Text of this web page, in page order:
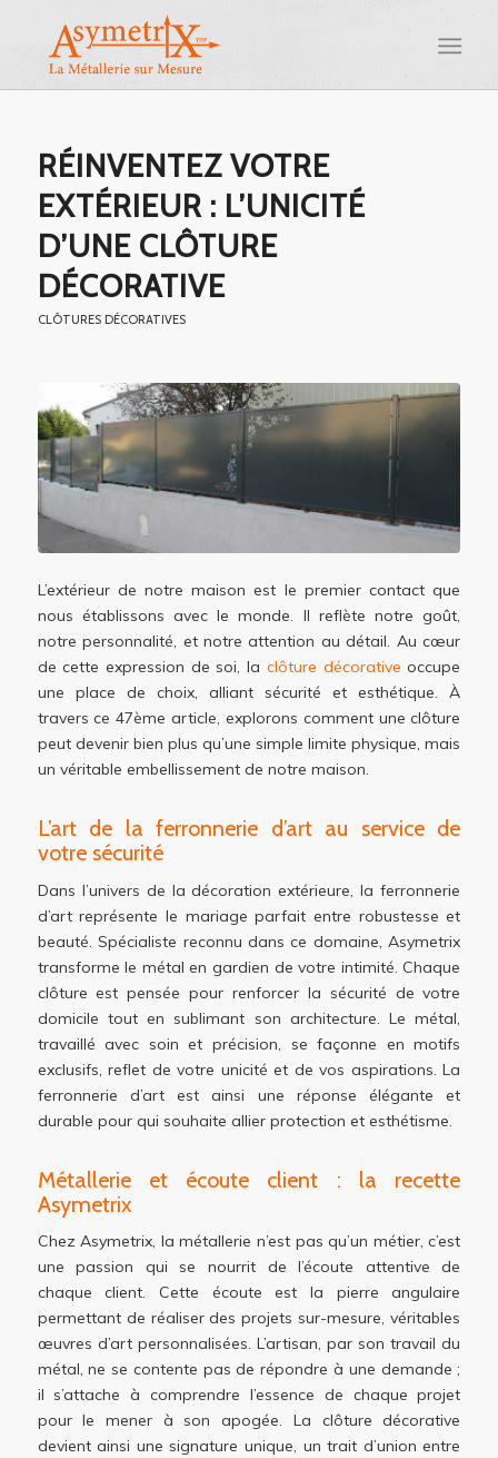
RÉINVENTEZ VOTRE
EXTÉRIEUR : L’UNICITÉ
D’UNE CLÔTURE
DÉCORATIVE
CLÔTURES DÉCORATIVES
L’extérieur de notre maison est le premier contact que
nous établissons avec le monde. Il reflète notre goût,
notre personnalité, et notre attention au détail. Au cœur
de cette expression de soi, la clôture décorative occupe
une place de choix, alliant sécurité et esthétique. À
travers ce 47ème article, explorons comment une clôture
peut devenir bien plus qu’une simple limite physique, mais
un véritable embellissement de notre maison.
L’art de la ferronnerie d’art au service de
votre sécurité
Dans l’univers de la décoration extérieure, la ferronnerie
d’art représente le mariage parfait entre robustesse et
beauté. Spécialiste reconnu dans ce domaine, Asymetrix
transforme le métal en gardien de votre intimité. Chaque
clôture est pensée pour renforcer la sécurité de votre
domicile tout en sublimant son architecture. Le métal,
travaillé avec soin et précision, se façonne en motifs
exclusifs, reflet de votre unicité et de vos aspirations. La
ferronnerie d’art est ainsi une réponse élégante et
durable pour qui souhaite allier protection et esthétisme.
Métallerie et écoute client : la recette
Asymetrix
Chez Asymetrix, la métallerie n’est pas qu’un métier, c’est
une passion qui se nourrit de l’écoute attentive de
chaque client. Cette écoute est la pierre angulaire
permettant de réaliser des projets sur-mesure, véritables
œuvres d’art personnalisées. L’artisan, par son travail du
métal, ne se contente pas de répondre à une demande ;
il s’attache à comprendre l’essence de chaque projet
pour le mener à son apogée. La clôture décorative
devient ainsi une signature unique, un trait d’union entre